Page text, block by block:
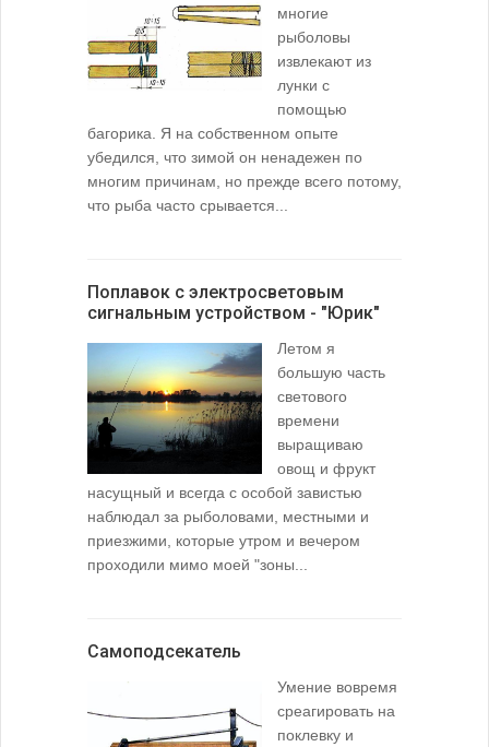
многие
рыболовы
извлекают из
лунки с
помощью
багорика. Я на собственном опыте
убедился, что зимой он ненадежен по
многим причинам, но прежде всего потому,
что рыба часто срывается...
Поплавок с электросветовым
сигнальным устройством - "Юрик"
Летом я
большую часть
светового
времени
выращиваю
овощ и фрукт
насущный и всегда с особой завистью
наблюдал за рыболовами, местными и
приезжими, которые утром и вечером
проходили мимо моей "зоны...
Самоподсекатель
Умение вовремя
среагировать на
поклевку и